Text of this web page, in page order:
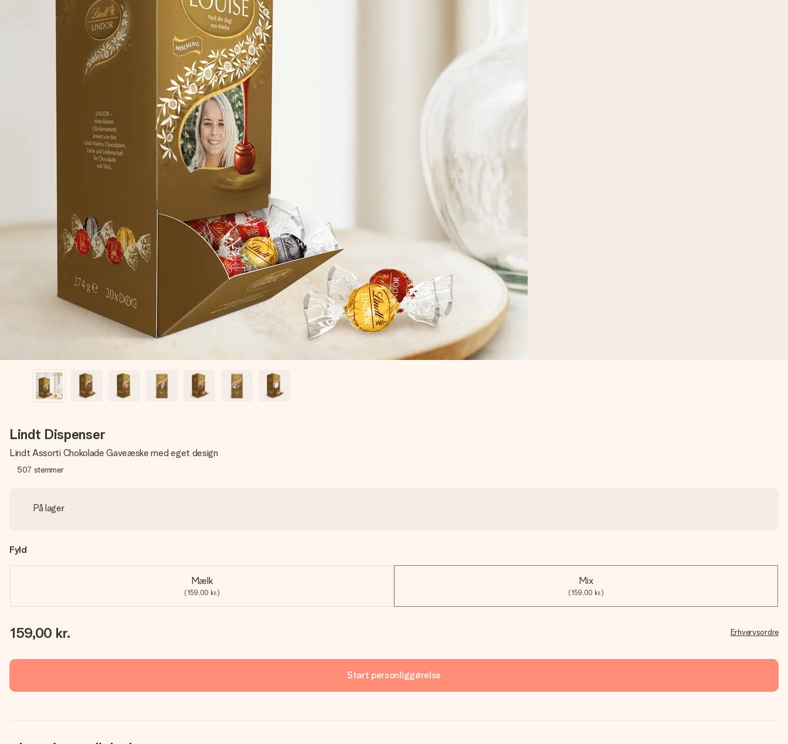
Lindt Dispenser
Lindt Assorti Chokolade Gaveæske med eget design
507 stemmer
På lager
Fyld
Mælk
(159,00 kr.)
Mix
(159,00 kr.)
159,00 kr. Erhvervsordre
Start personliggørelse